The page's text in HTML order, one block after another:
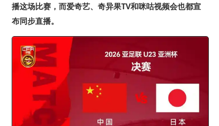
播这场比赛，而爱奇艺、奇异果TV和咪咕视频会也都宣
布同步直播。